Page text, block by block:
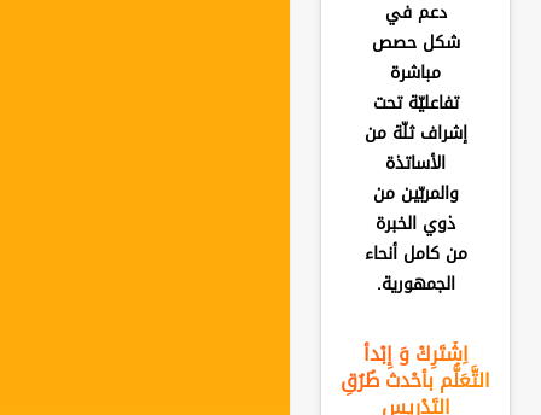
دعم في
شكل حصص
مباشرة
تفاعليّة تحت
إشراف ثلّة من
الأساتذة
والمربّين من
ذوي الخبرة
من كامل أنحاء
الجمهورية.
اِشْتَرِكْ وَ إِبْدأ
التَّعَلُّم بأحْدث طُرُقِ
التَدْرِيس